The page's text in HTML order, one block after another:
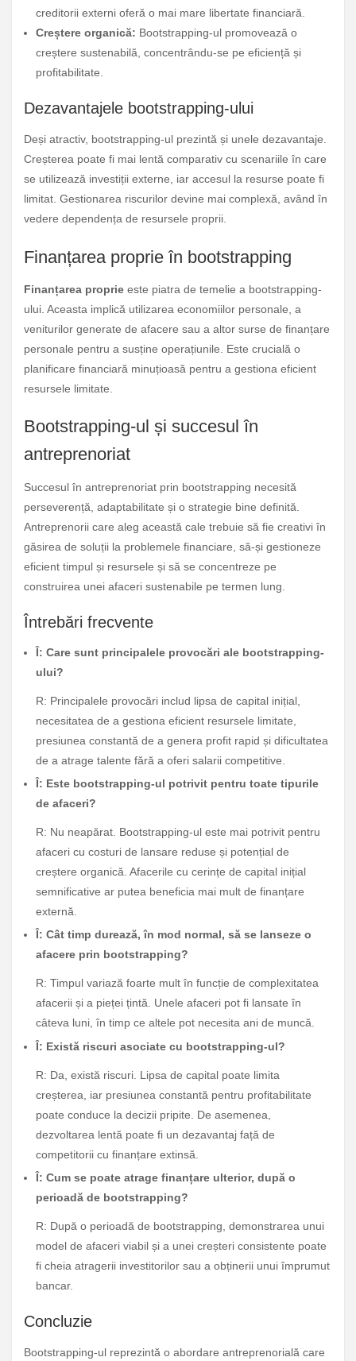
creditorii externi oferă o mai mare libertate financiară.
Creștere organică: Bootstrapping-ul promovează o
creștere sustenabilă, concentrându-se pe eficiență și
profitabilitate.
Dezavantajele bootstrapping-ului
Deși atractiv, bootstrapping-ul prezintă și unele dezavantaje.
Creșterea poate fi mai lentă comparativ cu scenariile în care
se utilizează investiții externe, iar accesul la resurse poate fi
limitat. Gestionarea riscurilor devine mai complexă, având în
vedere dependența de resursele proprii.
Finanțarea proprie în bootstrapping
Finanțarea proprie este piatra de temelie a bootstrapping-
ului. Aceasta implică utilizarea economiilor personale, a
veniturilor generate de afacere sau a altor surse de finanțare
personale pentru a susține operațiunile. Este crucială o
planificare financiară minuțioasă pentru a gestiona eficient
resursele limitate.
Bootstrapping-ul și succesul în
antreprenoriat
Succesul în antreprenoriat prin bootstrapping necesită
perseverență, adaptabilitate și o strategie bine definită.
Antreprenorii care aleg această cale trebuie să fie creativi în
găsirea de soluții la problemele financiare, să-și gestioneze
eficient timpul și resursele și să se concentreze pe
construirea unei afaceri sustenabile pe termen lung.
Întrebări frecvente
Î: Care sunt principalele provocări ale bootstrapping-
ului?
R: Principalele provocări includ lipsa de capital inițial,
necesitatea de a gestiona eficient resursele limitate,
presiunea constantă de a genera profit rapid și dificultatea
de a atrage talente fără a oferi salarii competitive.
Î: Este bootstrapping-ul potrivit pentru toate tipurile
de afaceri?
R: Nu neapărat. Bootstrapping-ul este mai potrivit pentru
afaceri cu costuri de lansare reduse și potențial de
creștere organică. Afacerile cu cerințe de capital inițial
semnificative ar putea beneficia mai mult de finanțare
externă.
Î: Cât timp durează, în mod normal, să se lanseze o
afacere prin bootstrapping?
R: Timpul variază foarte mult în funcție de complexitatea
afacerii și a pieței țintă. Unele afaceri pot fi lansate în
câteva luni, în timp ce altele pot necesita ani de muncă.
Î: Există riscuri asociate cu bootstrapping-ul?
R: Da, există riscuri. Lipsa de capital poate limita
creșterea, iar presiunea constantă pentru profitabilitate
poate conduce la decizii pripite. De asemenea,
dezvoltarea lentă poate fi un dezavantaj față de
competitorii cu finanțare extinsă.
Î: Cum se poate atrage finanțare ulterior, după o
perioadă de bootstrapping?
R: După o perioadă de bootstrapping, demonstrarea unui
model de afaceri viabil și a unei creșteri consistente poate
fi cheia atragerii investitorilor sau a obținerii unui împrumut
bancar.
Concluzie
Bootstrapping-ul reprezintă o abordare antreprenorială care